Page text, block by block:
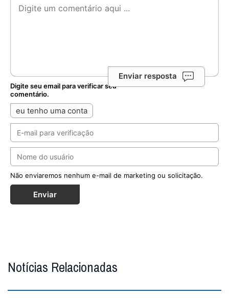
Enviar resposta
Digite seu email para verificar seu
comentário.
eu tenho uma conta
Não enviaremos nenhum e-mail de marketing ou solicitação.
Enviar
Notícias Relacionadas